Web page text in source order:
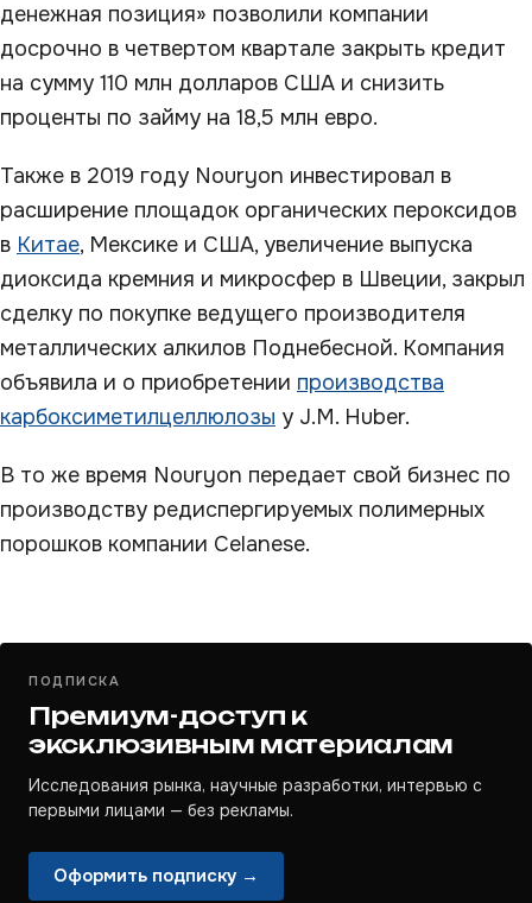
денежная позиция» позволили компании
досрочно в четвертом квартале закрыть кредит
на сумму 110 млн долларов США и снизить
проценты по займу на 18,5 млн евро.
Также в 2019 году Nouryon инвестировал в
расширение площадок органических пероксидов
в Китае, Мексике и США, увеличение выпуска
диоксида кремния и микросфер в Швеции, закрыл
сделку по покупке ведущего производителя
металлических алкилов Поднебесной. Компания
объявила и о приобретении производства
карбоксиметилцеллюлозы у J.M. Huber.
В то же время Nouryon передает свой бизнес по
производству редиспергируемых полимерных
порошков компании Celanese.
ПОДПИСКА
Премиум-доступ к
эксклюзивным материалам
Исследования рынка, научные разработки, интервью с
первыми лицами — без рекламы.
Оформить подписку →